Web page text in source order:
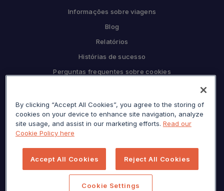
Informações sobre viagens
Blog
Relatórios
Histórias de sucesso
Perguntas frequentes sobre cookies
Por que Sojern
Seja nosso parceiro
Prensa
Centro de privacidade
By clicking “Accept All Cookies”, you agree to the storing of
cookies on your device to enhance site navigation, analyze
site usage, and assist in our marketing efforts. Read our
Cookie Policy here
Accept All Cookies Reject All Cookies
Cookie Settings